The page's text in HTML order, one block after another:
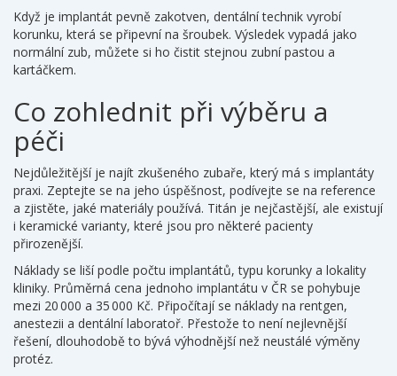
Když je implantát pevně zakotven, dentální technik vyrobí
korunku, která se připevní na šroubek. Výsledek vypadá jako
normální zub, můžete si ho čistit stejnou zubní pastou a
kartáčkem.
Co zohlednit při výběru a
péči
Nejdůležitější je najít zkušeného zubaře, který má s implantáty
praxi. Zeptejte se na jeho úspěšnost, podívejte se na reference
a zjistěte, jaké materiály používá. Titán je nejčastější, ale existují
i keramické varianty, které jsou pro některé pacienty
přirozenější.
Náklady se liší podle počtu implantátů, typu korunky a lokality
kliniky. Průměrná cena jednoho implantátu v ČR se pohybuje
mezi 20 000 a 35 000 Kč. Připočítají se náklady na rentgen,
anestezii a dentální laboratoř. Přestože to není nejlevnější
řešení, dlouhodobě to bývá výhodnější než neustálé výměny
protéz.